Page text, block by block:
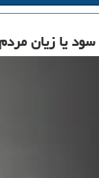
یا زیان